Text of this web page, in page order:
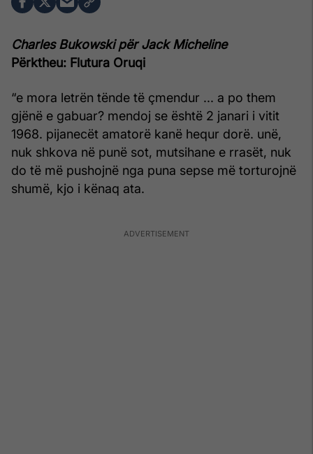
Charles Bukowski për Jack Micheline
Përktheu: Flutura Oruqi
“e mora letrën tënde të çmendur ... a po them
gjënë e gabuar? mendoj se është 2 janari i vitit
1968. pijanecët amatorë kanë hequr dorë. unë,
nuk shkova në punë sot, mutsihane e rrasët, nuk
do të më pushojnë nga puna sepse më torturojnë
shumë, kjo i kënaq ata.